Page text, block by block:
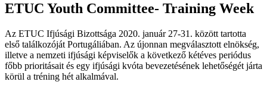
ETUC Youth Committee- Training Week
Az ETUC Ifjúsági Bizottsága 2020. január 27-31. között tartotta
első találkozóját Portugáliában. Az újonnan megválasztott elnökség,
illetve a nemzeti ifjúsági képviselők a következő kétéves periódus
főbb prioritásait és egy ifjúsági kvóta bevezetésének lehetőségét járta
körül a tréning hét alkalmával.